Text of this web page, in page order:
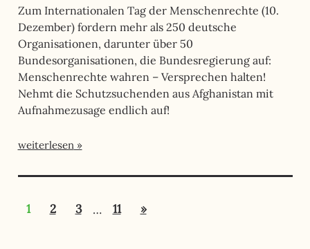
Zum Internationalen Tag der Menschenrechte (10.
Dezember) fordern mehr als 250 deutsche
Organisationen, darunter über 50
Bundesorganisationen, die Bundesregierung auf:
Menschenrechte wahren – Versprechen halten!
Nehmt die Schutzsuchenden aus Afghanistan mit
Aufnahmezusage endlich auf!
weiterlesen
Seitennummerierung
1 2 3 … 11
Nächste
»